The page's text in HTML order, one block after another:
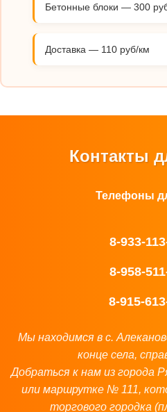
Бетонные блоки — 300
Доставка — 110 руб/км
Контакты
Телефоны
8-933-
8-958-
8-915-
Мы находимся в с.
конце села,
Добраться к нам из города
или маршрутке № 111,
торгового городка